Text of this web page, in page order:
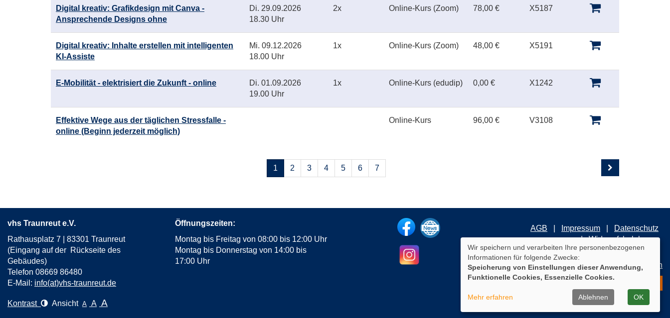
Digital kreativ: Grafikdesign mit Canva -
Ansprechende Designs ohne
Di. 29.09.2026
18.30 Uhr
2x Online-Kurs (Zoom) 78,00 € X5187
Digital kreativ: Inhalte erstellen mit intelligenten
KI-Assiste
Mi. 09.12.2026
18.00 Uhr
1x Online-Kurs (Zoom) 48,00 € X5191
E-Mobilität - elektrisiert die Zukunft - online Di. 01.09.2026
19.00 Uhr
1x Online-Kurs (edudip) 0,00 € X1242
Effektive Wege aus der täglichen Stressfalle -
online (Beginn jederzeit möglich)
Online-Kurs 96,00 € V3108
Seiten
blättern
1 2 3 4 5 6 7
vhs Traunreut e.V.
Rathausplatz 7 | 83301 Traunreut
(Eingang auf der Rückseite des
Gebäudes)
Telefon 08669 86480
E-Mail: info(at)vhs-traunreut.de
Öffnungszeiten:
Montag bis Freitag von 08:00 bis 12:00 Uhr
Montag bis Donnerstag von 14:00 bis
17:00 Uhr
AGB Impressum
Datenschutz
Widerrufsbelehrung
Cookie Einstellungen
Kontrast Ansicht A A A
Wir speichern und verarbeiten Ihre personenbezogenen
Informationen für folgende Zwecke:
Speicherung von Einstellungen dieser Anwendung,
Funktionelle Cookies, Essenzielle Cookies.
Mehr erfahren Ablehnen OK